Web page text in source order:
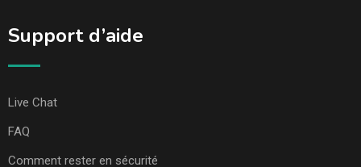
Support d’aide
Live Chat
FAQ
Comment rester en sécurité